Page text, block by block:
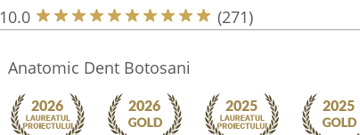
10.0 (271)
Anatomic Dent Botosani